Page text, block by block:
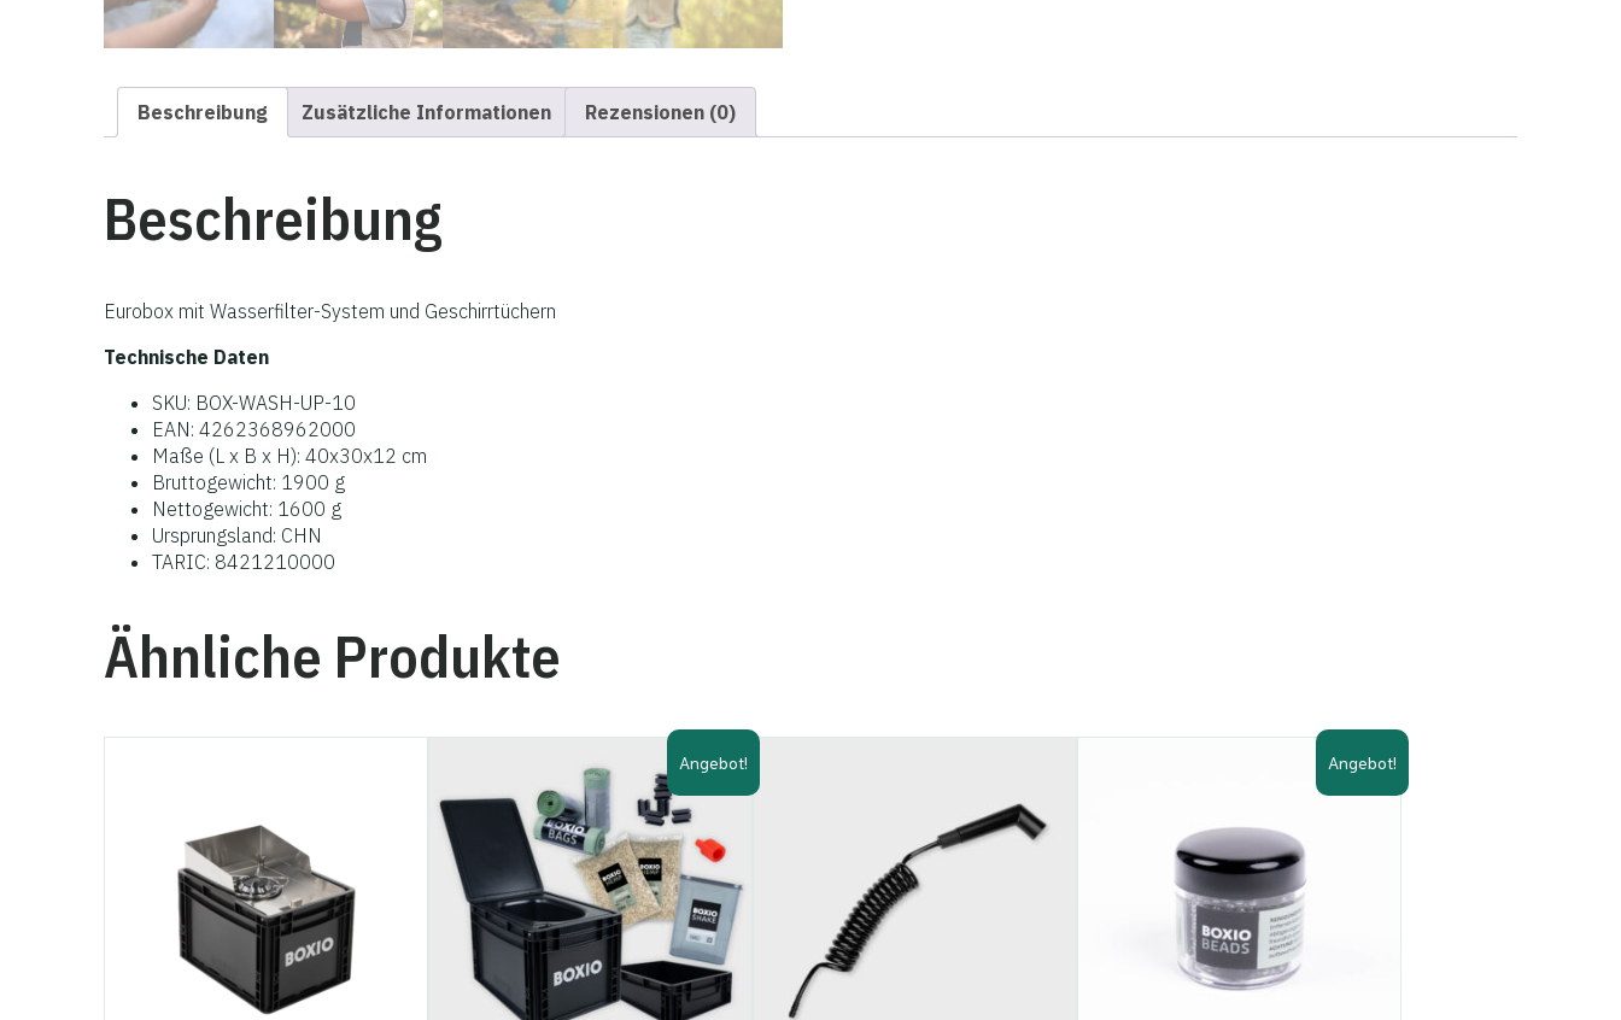
Beschreibung Zusätzliche Informationen Rezensionen (0)
Beschreibung
Eurobox mit Wasserfilter-System und Geschirrtüchern
Technische Daten
SKU: BOX-WASH-UP-10
EAN: 4262368962000
Maße (L x B x H): 40x30x12 cm
Bruttogewicht: 1900 g
Nettogewicht: 1600 g
Ursprungsland: CHN
TARIC: 8421210000
Ähnliche Produkte
Angebot! Angebot!